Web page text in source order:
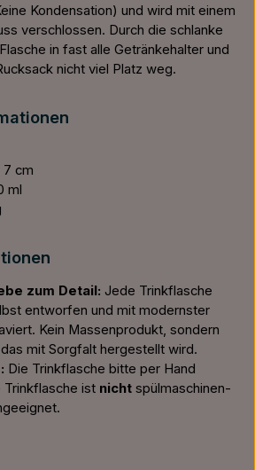
Kondensation) und wird mit einem
verschlossen. Durch die schlanke
in fast alle Getränkehalter und
nicht viel Platz weg.
7 cm
ml
zum Detail: Jede Trinkflasche
entworfen und mit modernster
Kein Massenprodukt, sondern
mit Sorgfalt hergestellt wird.
Die Trinkflasche bitte per Hand
Trinkflasche ist nicht spülmaschinen-